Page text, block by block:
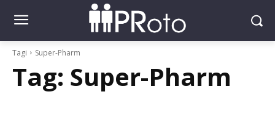
Tagi Super-Pharm
Tag: Super-Pharm